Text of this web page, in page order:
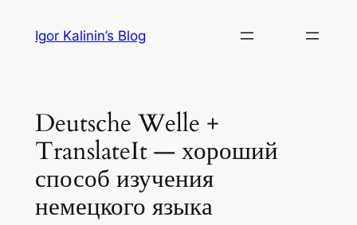
Igor Kalinin’s Blog
Deutsche Welle +
TranslateIt — хороший
способ изучения
немецкого языка